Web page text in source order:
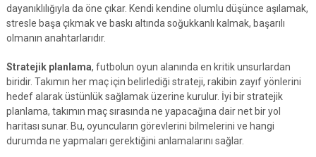
dayanıklılığıyla da öne çıkar. Kendi kendine olumlu düşünce aşılamak,
stresle başa çıkmak ve baskı altında soğukkanlı kalmak, başarılı
olmanın anahtarlarıdır.
Stratejik planlama, futbolun oyun alanında en kritik unsurlardan
biridir. Takımın her maç için belirlediği strateji, rakibin zayıf yönlerini
hedef alarak üstünlük sağlamak üzerine kurulur. İyi bir stratejik
planlama, takımın maç sırasında ne yapacağına dair net bir yol
haritası sunar. Bu, oyuncuların görevlerini bilmelerini ve hangi
durumda ne yapmaları gerektiğini anlamalarını sağlar.